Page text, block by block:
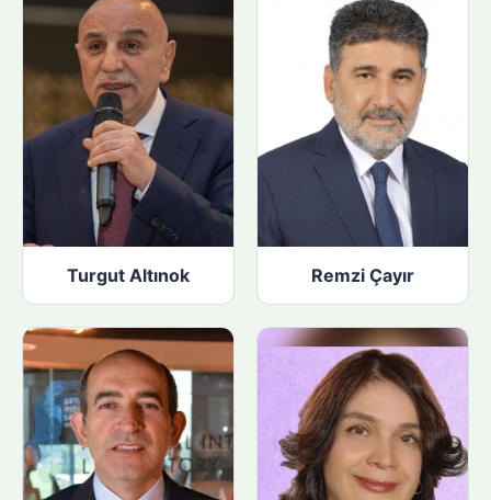
Turgut Altınok Remzi Çayır